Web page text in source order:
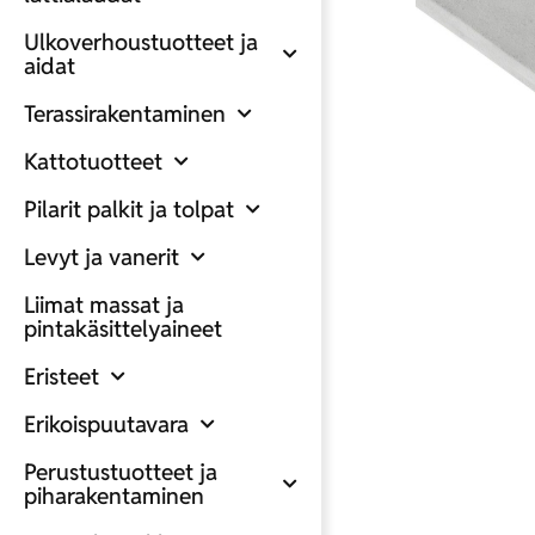
Ulkoverhoustuotteet ja
aidat
Terassirakentaminen
Kattotuotteet
Pilarit palkit ja tolpat
Levyt ja vanerit
Liimat massat ja
pintakäsittelyaineet
Eristeet
Erikoispuutavara
Perustustuotteet ja
piharakentaminen